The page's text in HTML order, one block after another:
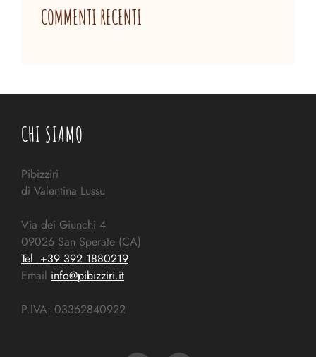
COMMENTI RECENTI
CHI SIAMO
Pibizziri
di Valentina Lussu
Via dei Giunchi 4
09026 San Sperate (CA)
Tel. +39 392 1880219
Email info@pibizziri.it
P.IVA: 03362840922